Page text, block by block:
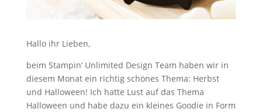
Hallo ihr Lieben,
beim Stampin‘ Unlimited Design Team haben wir in
diesem Monat ein richtig schönes Thema: Herbst
und Halloween! Ich hatte Lust auf das Thema
Halloween und habe dazu ein kleines Goodie in Form